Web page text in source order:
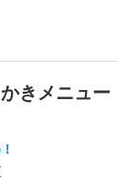
きメニュー